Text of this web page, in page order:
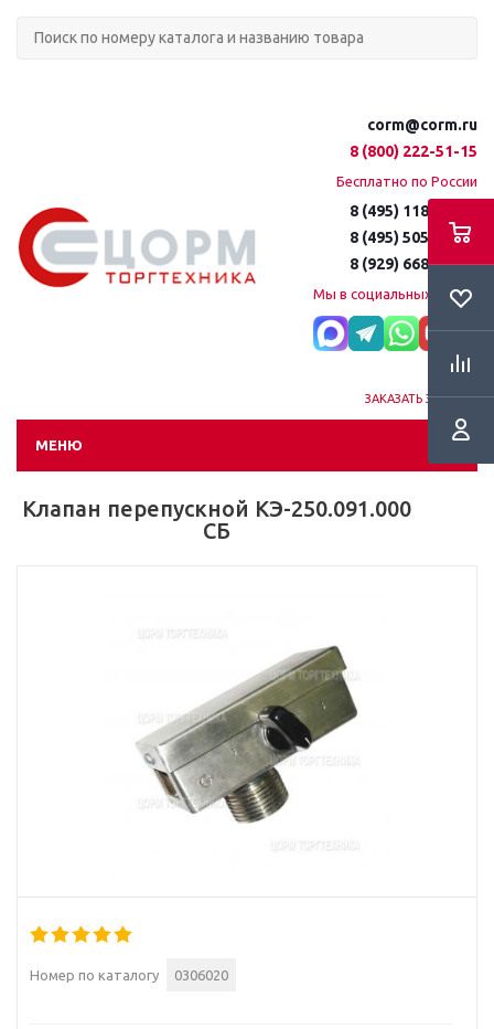
corm@corm.ru
8 (800) 222-51-15
Бесплатно по России
8 (495) 118-61-16
8 (495) 505-51-15
8 (929) 668-95-35
Мы в социальных сетях:
ЗАКАЗАТЬ ЗВОНОК
МЕНЮ
Клапан перепускной КЭ-250.091.000
СБ
Номер по каталогу 0306020